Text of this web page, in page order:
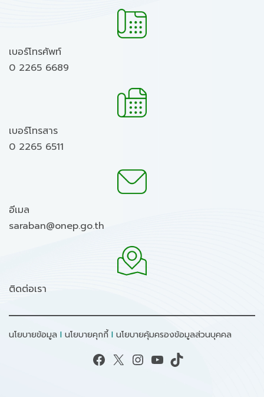
เบอร์โทรศัพท์
0 2265 6689
เบอร์โทรสาร
0 2265 6511
อีเมล
saraban@onep.go.th
ติดต่อเรา
นโยบายข้อมูล I นโยบายคุกกี้I นโยบายคุ้มครองข้อมูลส่วนบุคคล
Facebook X Instagram YouTube TikTok